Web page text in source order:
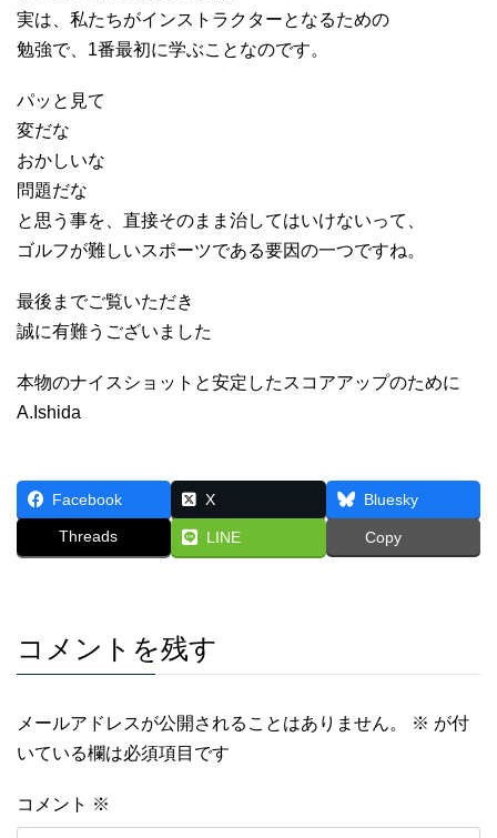
実は、私たちがインストラクターとなるための
勉強で、1番最初に学ぶことなのです。
パッと見て
変だな
おかしいな
問題だな
と思う事を、直接そのまま治してはいけないって、
ゴルフが難しいスポーツである要因の一つですね。
最後までご覧いただき
誠に有難うございました
本物のナイスショットと安定したスコアアップのために
A.Ishida
Facebook X Bluesky
Threads LINE Copy
コメントを残す
メールアドレスが公開されることはありません。 ※ が付
いている欄は必須項目です
コメント ※